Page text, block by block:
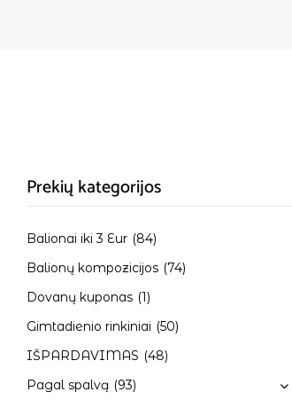
Prekių kategorijos
Balionai iki 3 Eur (84)
Balionų kompozicijos (74)
Dovanų kuponas (1)
Gimtadienio rinkiniai (50)
IŠPARDAVIMAS (48)
Pagal spalvą (93)